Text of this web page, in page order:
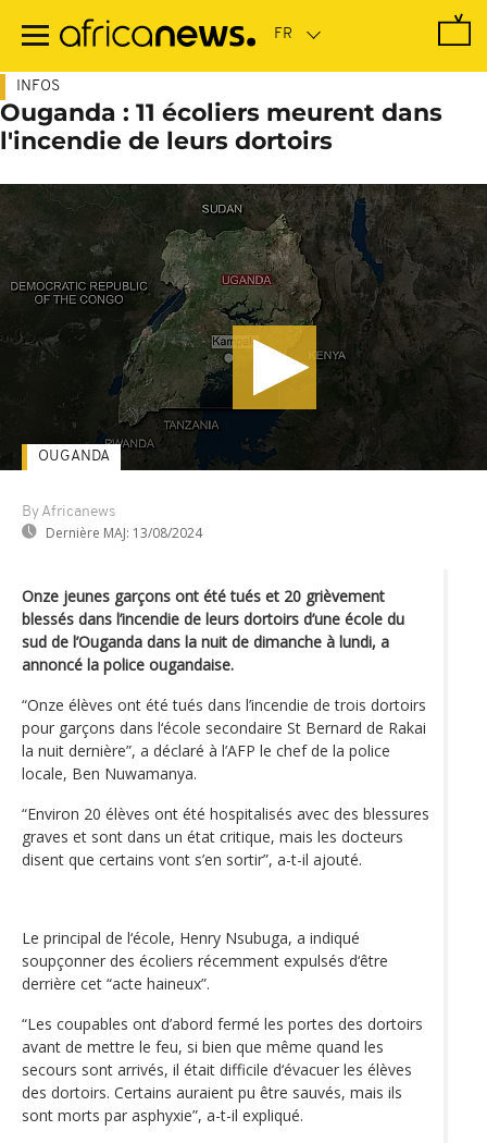
contenu
INFOS
Ouganda : 11 écoliers meurent dans
l'incendie de leurs dortoirs
By Africanews
Dernière MAJ: 13/08/2024
OUGANDA
Onze jeunes garçons ont été tués et 20 grièvement
blessés dans l’incendie de leurs dortoirs d’une école du
sud de l’Ouganda dans la nuit de dimanche à lundi, a
annoncé la police ougandaise.
“Onze élèves ont été tués dans l’incendie de trois dortoirs
pour garçons dans l‘école secondaire St Bernard de Rakai
la nuit dernière”, a déclaré à l’AFP le chef de la police
locale, Ben Nuwamanya.
“Environ 20 élèves ont été hospitalisés avec des blessures
graves et sont dans un état critique, mais les docteurs
disent que certains vont s’en sortir”, a-t-il ajouté.
Le principal de l‘école, Henry Nsubuga, a indiqué
soupçonner des écoliers récemment expulsés d‘être
derrière cet “acte haineux”.
“Les coupables ont d’abord fermé les portes des dortoirs
avant de mettre le feu, si bien que même quand les
secours sont arrivés, il était difficile d‘évacuer les élèves
des dortoirs. Certains auraient pu être sauvés, mais ils
sont morts par asphyxie”, a-t-il expliqué.